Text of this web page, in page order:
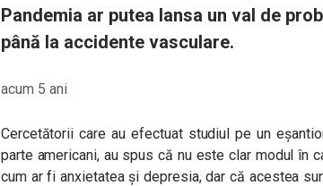
Pandemia ar putea lansa un val de
până la accidente vasculare.
acum 5 ani
Cercetătorii care au efectuat studiul pe un
parte americani, au spus că nu este clar modul în
cum ar fi anxietatea și depresia, dar că acestea